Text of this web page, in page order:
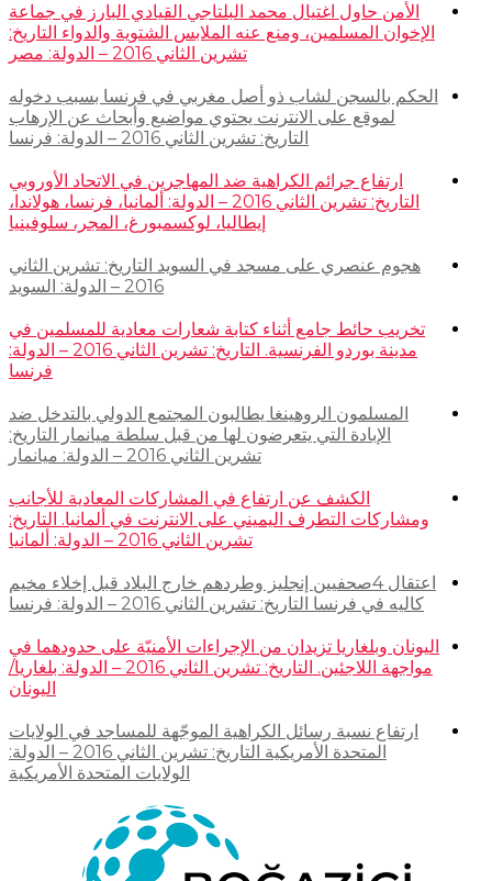
الأمن حاول اغتيال محمد البلتاجي القيادي البارز في جماعة
الإخوان المسلمين، ومنع عنه الملابس الشتوية والدواء التاريخ:
تشرين الثاني 2016 – الدولة: مصر
الحكم بالسجن لشاب ذو أصل مغربي في فرنسا بسبب دخوله
لموقع على الانترنت يحتوي مواضيع وأبحاث عن الإرهاب
التاريخ: تشرين الثاني 2016 – الدولة: فرنسا
ارتفاع جرائم الكراهية ضد المهاجرين في الاتحاد الأوروبي
التاريخ: تشرين الثاني 2016 – الدولة: ألمانيا، فرنسا، هولاندا،
إيطاليا، لوكسمبورغ، المجر، سلوفينيا
هجوم عنصري على مسجد في السويد التاريخ: تشرين الثاني
2016 – الدولة: السويد
تخريب حائط جامع أثناء كتابة شعارات معادية للمسلمين في
مدينة بوردو الفرنسية. التاريخ: تشرين الثاني 2016 – الدولة:
فرنسا
المسلمون الروهينغا يطالبون المجتمع الدولي بالتدخل ضد
الإبادة التي يتعرضون لها من قبل سلطة ميانمار التاريخ:
تشرين الثاني 2016 – الدولة: ميانمار
الكشف عن ارتفاع في المشاركات المعادية للأجانب
ومشاركات التطرف اليميني على الانترنت في ألمانيا. التاريخ:
تشرين الثاني 2016 – الدولة: ألمانيا
اعتقال 4صحفيين إنجليز وطردهم خارج البلاد قبل إخلاء مخيم
كاليه في فرنسا التاريخ: تشرين الثاني 2016 – الدولة: فرنسا
اليونان وبلغاريا تزيدان من الإجراءات الأمنيّة على حدودهما في
مواجهة اللاجئين. التاريخ: تشرين الثاني 2016 – الدولة: بلغاريا/
اليونان
ارتفاع نسبة رسائل الكراهية الموجّهة للمساجد في الولايات
المتحدة الأمريكية التاريخ: تشرين الثاني 2016 – الدولة:
الولايات المتحدة الأمريكية